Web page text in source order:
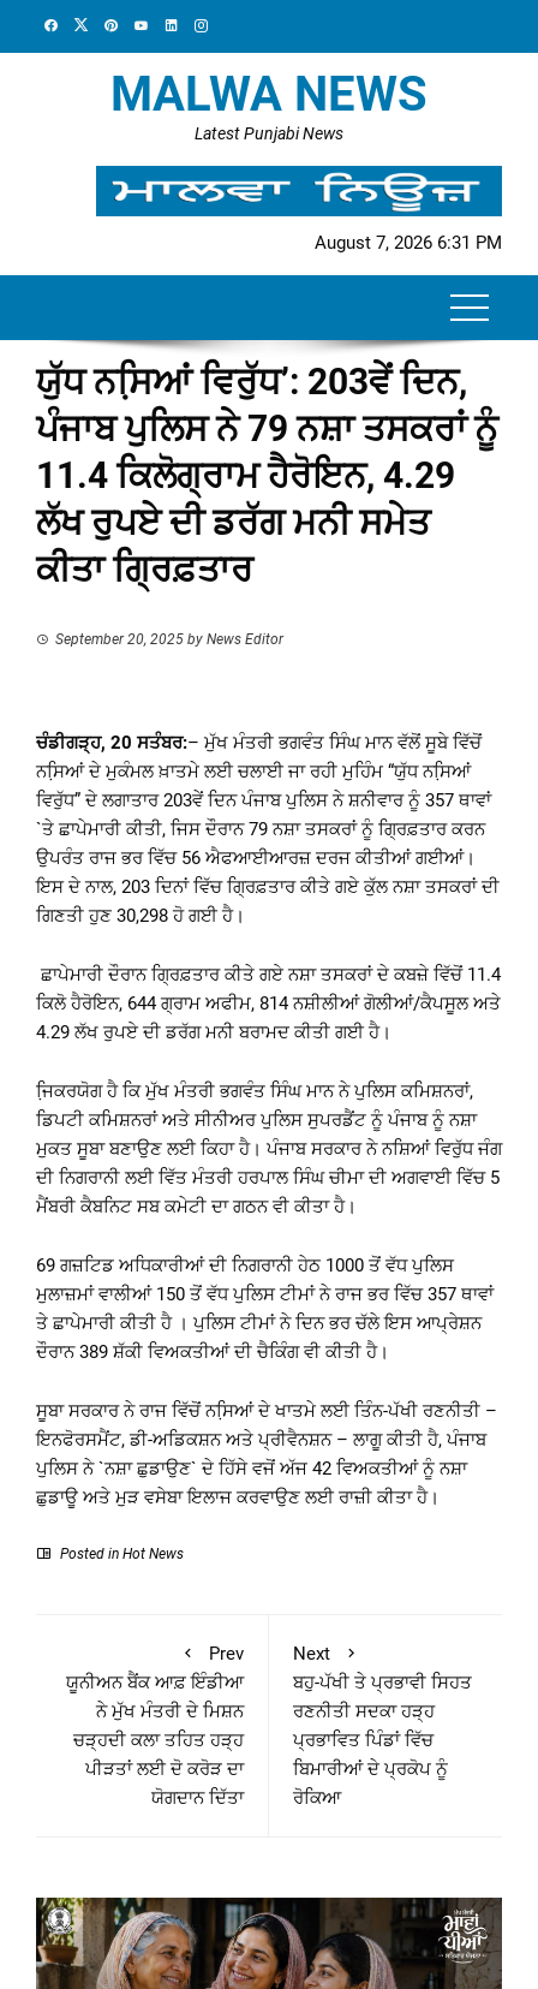
MALWA NEWS
Latest Punjabi News
August 7, 2026 6:31 PM
ਯੁੱਧ ਨਸਿ਼ਆਂ ਵਿਰੁੱਧ’: 203ਵੇਂ ਦਿਨ,
ਪੰਜਾਬ ਪੁਲਿਸ ਨੇ 79 ਨਸ਼ਾ ਤਸਕਰਾਂ ਨੂੰ
11.4 ਕਿਲੋਗ੍ਰਾਮ ਹੈਰੋਇਨ, 4.29
ਲੱਖ ਰੁਪਏ ਦੀ ਡਰੱਗ ਮਨੀ ਸਮੇਤ
ਕੀਤਾ ਗ੍ਰਿਫ਼ਤਾਰ
September 20, 2025 by News Editor
ਚੰਡੀਗੜ੍ਹ, 20 ਸਤੰਬਰ:– ਮੁੱਖ ਮੰਤਰੀ ਭਗਵੰਤ ਸਿੰਘ ਮਾਨ ਵੱਲੋਂ ਸੂਬੇ ਵਿੱਚੋਂ
ਨਸਿ਼ਆਂ ਦੇ ਮੁਕੰਮਲ ਖ਼ਾਤਮੇ ਲਈ ਚਲਾਈ ਜਾ ਰਹੀ ਮੁਹਿੰਮ “ਯੁੱਧ ਨਸਿ਼ਆਂ
ਵਿਰੁੱਧ” ਦੇ ਲਗਾਤਾਰ 203ਵੇਂ ਦਿਨ ਪੰਜਾਬ ਪੁਲਿਸ ਨੇ ਸ਼ਨੀਵਾਰ ਨੂੰ 357 ਥਾਵਾਂ
`ਤੇ ਛਾਪੇਮਾਰੀ ਕੀਤੀ, ਜਿਸ ਦੌਰਾਨ 79 ਨਸ਼ਾ ਤਸਕਰਾਂ ਨੂੰ ਗ੍ਰਿਫ਼ਤਾਰ ਕਰਨ
ਉਪਰੰਤ ਰਾਜ ਭਰ ਵਿੱਚ 56 ਐਫਆਈਆਰਜ਼ ਦਰਜ ਕੀਤੀਆਂ ਗਈਆਂ।
ਇਸ ਦੇ ਨਾਲ, 203 ਦਿਨਾਂ ਵਿੱਚ ਗ੍ਰਿਫ਼ਤਾਰ ਕੀਤੇ ਗਏ ਕੁੱਲ ਨਸ਼ਾ ਤਸਕਰਾਂ ਦੀ
ਗਿਣਤੀ ਹੁਣ 30,298 ਹੋ ਗਈ ਹੈ।
ਛਾਪੇਮਾਰੀ ਦੌਰਾਨ ਗ੍ਰਿਫ਼ਤਾਰ ਕੀਤੇ ਗਏ ਨਸ਼ਾ ਤਸਕਰਾਂ ਦੇ ਕਬਜ਼ੇ ਵਿੱਚੋਂ 11.4
ਕਿਲੋ ਹੈਰੋਇਨ, 644 ਗ੍ਰਾਮ ਅਫੀਮ, 814 ਨਸ਼ੀਲੀਆਂ ਗੋਲੀਆਂ/ਕੈਪਸੂਲ ਅਤੇ
4.29 ਲੱਖ ਰੁਪਏ ਦੀ ਡਰੱਗ ਮਨੀ ਬਰਾਮਦ ਕੀਤੀ ਗਈ ਹੈ।
ਜਿ਼ਕਰਯੋਗ ਹੈ ਕਿ ਮੁੱਖ ਮੰਤਰੀ ਭਗਵੰਤ ਸਿੰਘ ਮਾਨ ਨੇ ਪੁਲਿਸ ਕਮਿਸ਼ਨਰਾਂ,
ਡਿਪਟੀ ਕਮਿਸ਼ਨਰਾਂ ਅਤੇ ਸੀਨੀਅਰ ਪੁਲਿਸ ਸੁਪਰਡੈਂਟ ਨੂੰ ਪੰਜਾਬ ਨੂੰ ਨਸ਼ਾ
ਮੁਕਤ ਸੂਬਾ ਬਣਾਉਣ ਲਈ ਕਿਹਾ ਹੈ। ਪੰਜਾਬ ਸਰਕਾਰ ਨੇ ਨਸ਼ਿਆਂ ਵਿਰੁੱਧ ਜੰਗ
ਦੀ ਨਿਗਰਾਨੀ ਲਈ ਵਿੱਤ ਮੰਤਰੀ ਹਰਪਾਲ ਸਿੰਘ ਚੀਮਾ ਦੀ ਅਗਵਾਈ ਵਿੱਚ 5
ਮੈਂਬਰੀ ਕੈਬਨਿਟ ਸਬ ਕਮੇਟੀ ਦਾ ਗਠਨ ਵੀ ਕੀਤਾ ਹੈ।
69 ਗਜ਼ਟਿਡ ਅਧਿਕਾਰੀਆਂ ਦੀ ਨਿਗਰਾਨੀ ਹੇਠ 1000 ਤੋਂ ਵੱਧ ਪੁਲਿਸ
ਮੁਲਾਜ਼ਮਾਂ ਵਾਲੀਆਂ 150 ਤੋਂ ਵੱਧ ਪੁਲਿਸ ਟੀਮਾਂ ਨੇ ਰਾਜ ਭਰ ਵਿੱਚ 357 ਥਾਵਾਂ
ਤੇ ਛਾਪੇਮਾਰੀ ਕੀਤੀ ਹੈ । ਪੁਲਿਸ ਟੀਮਾਂ ਨੇ ਦਿਨ ਭਰ ਚੱਲੇ ਇਸ ਆਪ੍ਰੇਸ਼ਨ
ਦੌਰਾਨ 389 ਸ਼ੱਕੀ ਵਿਅਕਤੀਆਂ ਦੀ ਚੈਕਿੰਗ ਵੀ ਕੀਤੀ ਹੈ।
ਸੂਬਾ ਸਰਕਾਰ ਨੇ ਰਾਜ ਵਿੱਚੋਂ ਨਸਿ਼ਆਂ ਦੇ ਖਾਤਮੇ ਲਈ ਤਿੰਨ-ਪੱਖੀ ਰਣਨੀਤੀ –
ਇਨਫੋਰਸਮੈਂਟ, ਡੀ-ਅਡਿਕਸ਼ਨ ਅਤੇ ਪ੍ਰੀਵੈਨਸ਼ਨ – ਲਾਗੂ ਕੀਤੀ ਹੈ, ਪੰਜਾਬ
ਪੁਲਿਸ ਨੇ `ਨਸ਼ਾ ਛੁਡਾਉਣ` ਦੇ ਹਿੱਸੇ ਵਜੋਂ ਅੱਜ 42 ਵਿਅਕਤੀਆਂ ਨੂੰ ਨਸ਼ਾ
ਛੁਡਾਊ ਅਤੇ ਮੁੜ ਵਸੇਬਾ ਇਲਾਜ ਕਰਵਾਉਣ ਲਈ ਰਾਜ਼ੀ ਕੀਤਾ ਹੈ।
Posted in Hot News
Prev
ਯੂਨੀਅਨ ਬੈਂਕ ਆਫ਼ ਇੰਡੀਆ
ਨੇ ਮੁੱਖ ਮੰਤਰੀ ਦੇ ਮਿਸ਼ਨ
ਚੜ੍ਹਦੀ ਕਲਾ ਤਹਿਤ ਹੜ੍ਹ
ਪੀੜਤਾਂ ਲਈ ਦੋ ਕਰੋੜ ਦਾ
ਯੋਗਦਾਨ ਦਿੱਤਾ
Next
ਬਹੁ-ਪੱਖੀ ਤੇ ਪ੍ਰਭਾਵੀ ਸਿਹਤ
ਰਣਨੀਤੀ ਸਦਕਾ ਹੜ੍ਹ
ਪ੍ਰਭਾਵਿਤ ਪਿੰਡਾਂ ਵਿੱਚ
ਬਿਮਾਰੀਆਂ ਦੇ ਪ੍ਰਕੋਪ ਨੂੰ
ਰੋਕਿਆ